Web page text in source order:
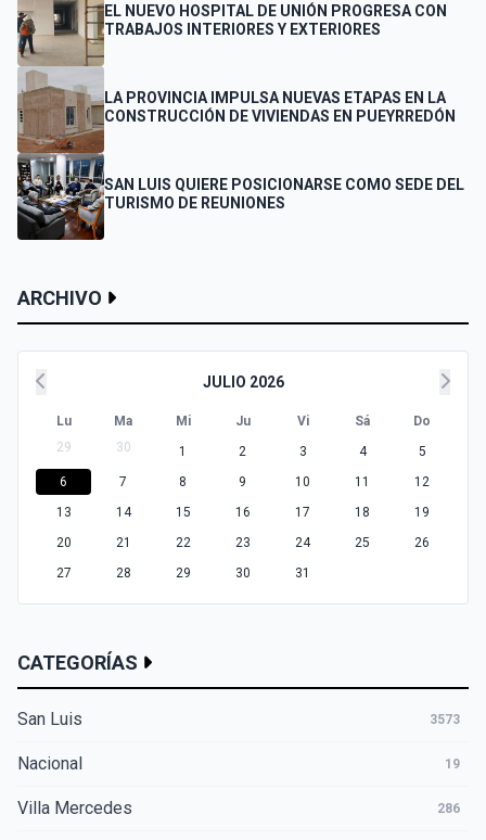
EL NUEVO HOSPITAL DE UNIÓN PROGRESA CON
TRABAJOS INTERIORES Y EXTERIORES
LA PROVINCIA IMPULSA NUEVAS ETAPAS EN LA
CONSTRUCCIÓN DE VIVIENDAS EN PUEYRREDÓN
SAN LUIS QUIERE POSICIONARSE COMO SEDE DEL
TURISMO DE REUNIONES
ARCHIVO
JULIO 2026
Lu Ma Mi Ju Vi Sá
Do
29
30 1 2 3 4
5
6
7 8 9 10 11
12
13
14 15 16 17 18
19
20
21 22 23 24 25
26
27
28 29 30 31
CATEGORÍAS
San Luis 3573
Nacional 19
Villa Mercedes 286